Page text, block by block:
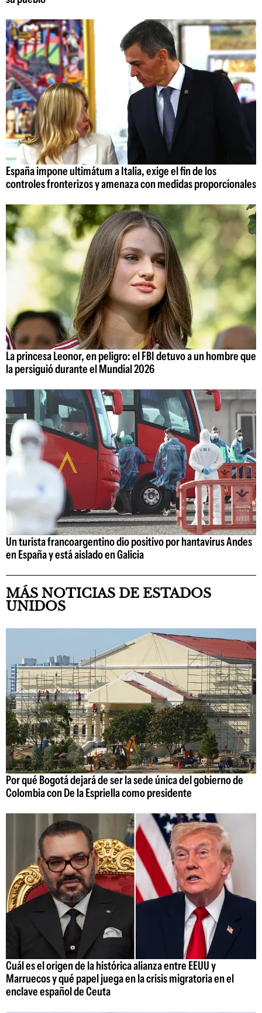
España impone ultimátum a Italia, exige el fin de los
controles fronterizos y amenaza con medidas proporcionales
La princesa Leonor, en peligro: el FBI detuvo a un hombre que
la persiguió durante el Mundial 2026
Un turista francoargentino dio positivo por hantavirus Andes
en España y está aislado en Galicia
MÁS NOTICIAS DE ESTADOS
UNIDOS
Por qué Bogotá dejará de ser la sede única del gobierno de
Colombia con De la Espriella como presidente
Cuál es el origen de la histórica alianza entre EEUU y
Marruecos y qué papel juega en la crisis migratoria en el
enclave español de Ceuta